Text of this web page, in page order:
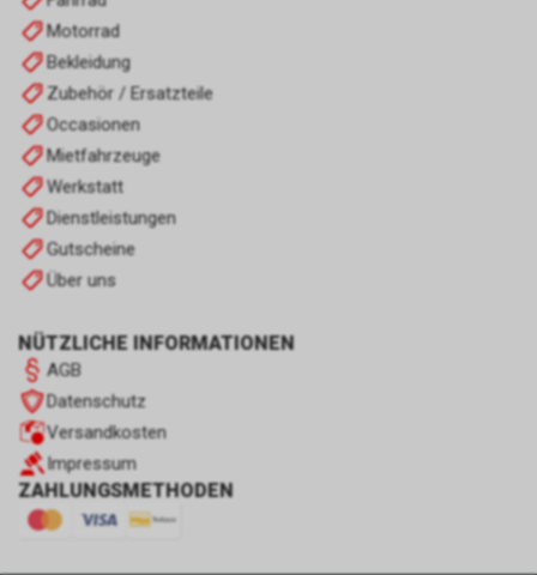
Motorrad
Bekleidung
Zubehör / Ersatzteile
Occasionen
Mietfahrzeuge
Werkstatt
Dienstleistungen
Gutscheine
Über uns
NÜTZLICHE INFORMATIONEN
AGB
Datenschutz
Versandkosten
Impressum
ZAHLUNGSMETHODEN